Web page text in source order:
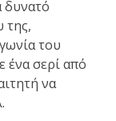
δυνατό
της,
του
ένα σερί από
να